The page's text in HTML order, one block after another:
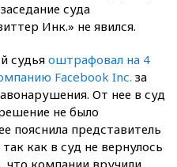
суда
Инк.» не явился.
судья оштрафовал на 4
Facebook Inс. за
От нее в суд
не было
пояснила представитель
как в суд не вернулось
что компании вручили